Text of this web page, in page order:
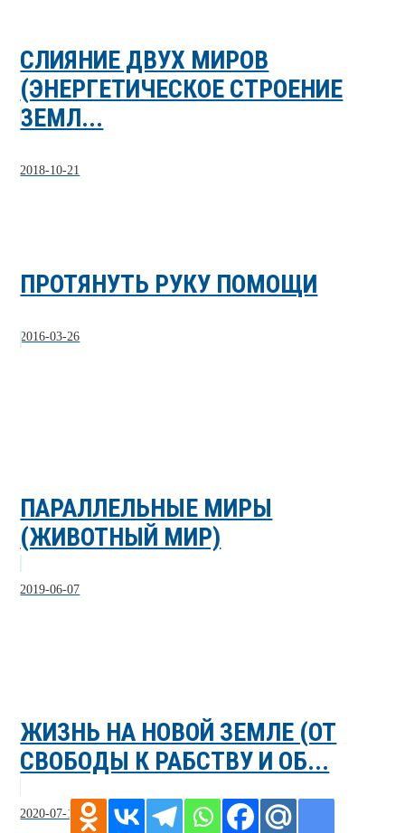
СЛИЯНИЕ ДВУХ МИРОВ
(ЭНЕРГЕТИЧЕСКОЕ СТРОЕНИЕ
ЗЕМЛ...
2018-10-21
ПРОТЯНУТЬ РУКУ ПОМОЩИ
2016-03-26
ПАРАЛЛЕЛЬНЫЕ МИРЫ
(ЖИВОТНЫЙ МИР)
2019-06-07
ЖИЗНЬ НА НОВОЙ ЗЕМЛЕ (ОТ
СВОБОДЫ К РАБСТВУ И ОБ...
2020-07-13